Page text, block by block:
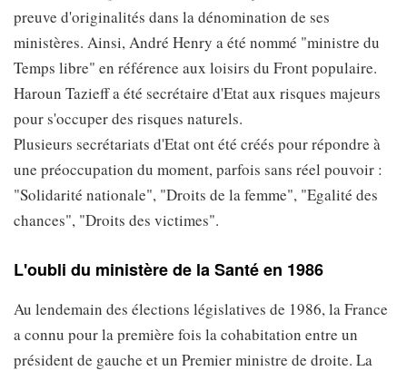
preuve d'originalités dans la dénomination de ses
ministères. Ainsi, André Henry a été nommé "ministre du
Temps libre" en référence aux loisirs du Front populaire.
Haroun Tazieff a été secrétaire d'Etat aux risques majeurs
pour s'occuper des risques naturels.
Plusieurs secrétariats d'Etat ont été créés pour répondre à
une préoccupation du moment, parfois sans réel pouvoir :
"Solidarité nationale", "Droits de la femme", "Egalité des
chances", "Droits des victimes".
L'oubli du ministère de la Santé en 1986
Au lendemain des élections législatives de 1986, la France
a connu pour la première fois la cohabitation entre un
président de gauche et un Premier ministre de droite. La